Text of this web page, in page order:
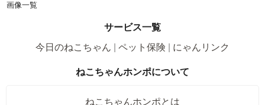
画像一覧
サービス一覧
今日のねこちゃん
ペット保険 にゃんリンク
ねこちゃんホンポについて
ねこちゃんホンポとは